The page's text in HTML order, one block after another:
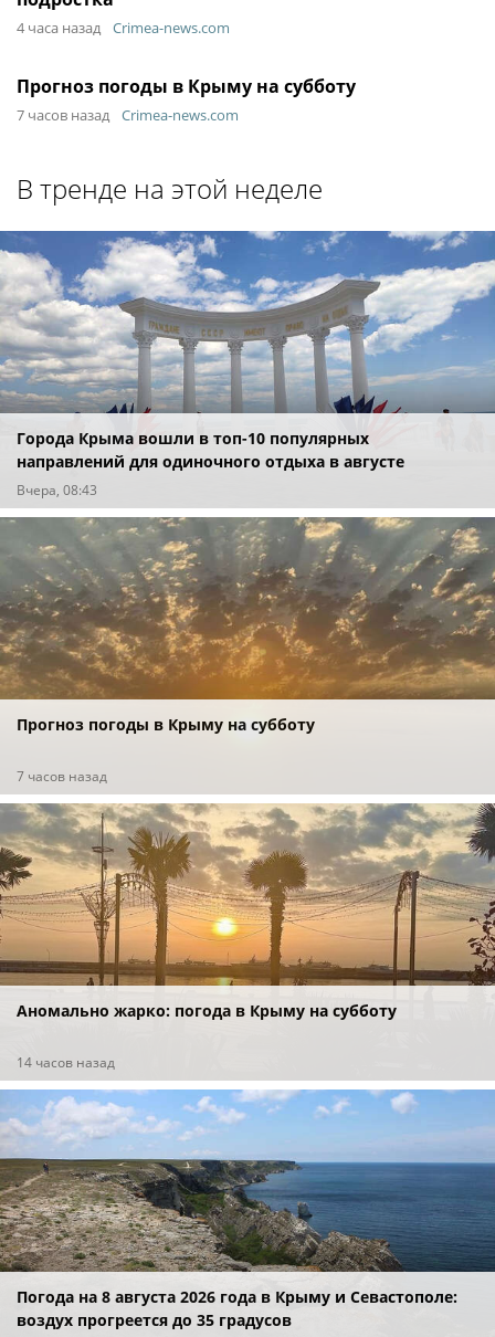
4 часа назад Crimea-news.com
Прогноз погоды в Крыму на субботу
7 часов назад Crimea-news.com
В тренде на этой неделе
Города Крыма вошли в топ-10 популярных
направлений для одиночного отдыха в августе
Вчера, 08:43
Прогноз погоды в Крыму на субботу
7 часов назад
Аномально жарко: погода в Крыму на субботу
14 часов назад
Погода на 8 августа 2026 года в Крыму и Севастополе:
воздух прогреется до 35 градусов